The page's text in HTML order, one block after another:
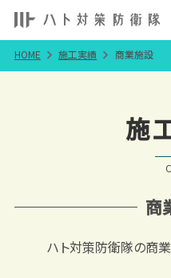
HOME 施工実績 商業施設
施
商
ハト対策防衛隊の商